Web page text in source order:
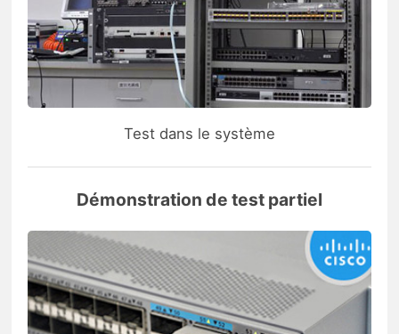
Test dans le système
Démonstration de test partiel